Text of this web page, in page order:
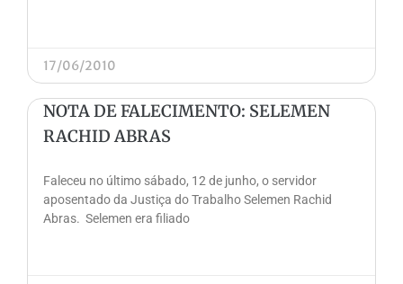
17/06/2010
NOTA DE FALECIMENTO: SELEMEN
RACHID ABRAS
Faleceu no último sábado, 12 de junho, o servidor
aposentado da Justiça do Trabalho Selemen Rachid
Abras. Selemen era filiado